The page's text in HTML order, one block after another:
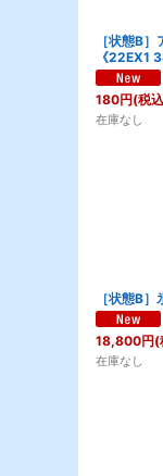
［状態B
《22EX1
180円(税
在庫なし
［状態B
18,800円(
在庫なし